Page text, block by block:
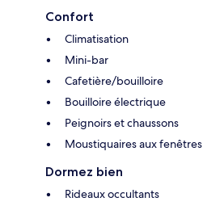
Confort
Climatisation
Mini-bar
Cafetière/bouilloire
Bouilloire électrique
Peignoirs et chaussons
Moustiquaires aux fenêtres
Dormez bien
Rideaux occultants